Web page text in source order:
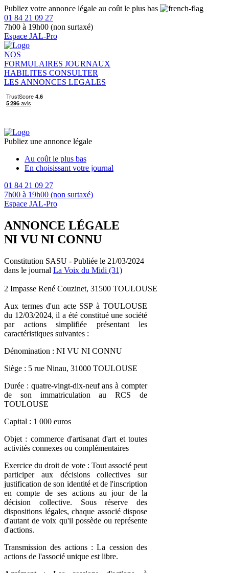
Publiez votre annonce légale au coût le plus bas
01 84 21 09 27
7h00 à 19h00 (non surtaxé)
Espace JAL-Pro
NOS
FORMULAIRES JOURNAUX
HABILITES CONSULTER
LES ANNONCES LEGALES
Publiez une annonce légale
Au coût le plus bas
En choisissant votre journal
01 84 21 09 27
7h00 à 19h00 (non surtaxé)
Espace JAL-Pro
ANNONCE LÉGALE
NI VU NI CONNU
Constitution SASU - Publiée le 21/03/2024
dans le journal La Voix du Midi (31)
2 Impasse René Couzinet, 31500 TOULOUSE
Aux termes d'un acte SSP à TOULOUSE
du 12/03/2024, il a été constitué une société
par actions simplifiée présentant les
caractéristiques suivantes :
Dénomination : NI VU NI CONNU
Siège : 5 rue Ninau, 31000 TOULOUSE
Durée : quatre-vingt-dix-neuf ans à compter
de son immatriculation au RCS de
TOULOUSE
Capital : 1 000 euros
Objet : commerce d'artisanat d'art et toutes
activités connexes ou complémentaires
Exercice du droit de vote : Tout associé peut
participer aux décisions collectives sur
justification de son identité et de l'inscription
en compte de ses actions au jour de la
décision collective. Sous réserve des
dispositions légales, chaque associé dispose
d'autant de voix qu'il possède ou représente
d'actions.
Transmission des actions : La cession des
actions de l'associé unique est libre.